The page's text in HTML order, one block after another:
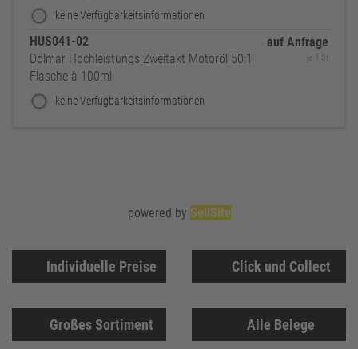
keine Verfügbarkeitsinformationen
HUS041-02
Dolmar Hochleistungs Zweitakt Motoröl 50:1
Flasche à 100ml
keine Verfügbarkeitsinformationen
auf Anfrage
je 1 St
Individuelle Preise Click und Collect
Großes Sortiment Alle Belege
powered by SellSite